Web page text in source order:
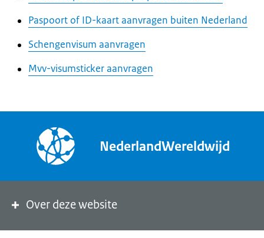
Paspoort of ID-kaart aanvragen buiten Nederland
Schengenvisum aanvragen
Mvv-visumsticker aanvragen
NederlandWereldwijd
Over deze website